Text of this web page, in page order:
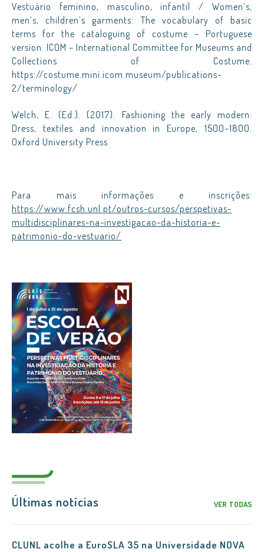
Vestuário feminino, masculino, infantil / Women’s,
men’s, children’s garments: The vocabulary of basic
terms for the cataloguing of costume – Portuguese
version. ICOM – International Committee for Museums and
Collections of Costume.
https://costume.mini.icom.museum/publications-
2/terminology/
Welch, E. (Ed.). (2017). Fashioning the early modern:
Dress, textiles and innovation in Europe, 1500–1800.
Oxford University Press.
Para mais informações e inscrições:
https://www.fcsh.unl.pt/outros-cursos/perspetivas-
multidisciplinares-na-investigacao-da-historia-e-
patrimonio-do-vestuario/
Últimas notícias VER TODAS
CLUNL acolhe a EuroSLA 35 na Universidade NOVA